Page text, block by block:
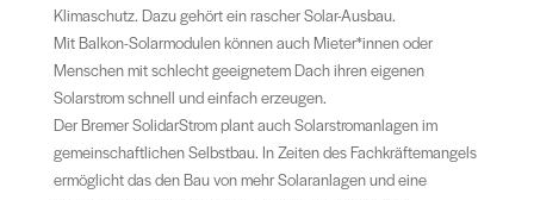
Klimaschutz. Dazu gehört ein rascher Solar-Ausbau.
Mit Balkon-Solarmodulen können auch Mieter*innen oder
Menschen mit schlecht geeignetem Dach ihren eigenen
Solarstrom schnell und einfach erzeugen.
Der Bremer SolidarStrom plant auch Solarstromanlagen im
gemeinschaftlichen Selbstbau. In Zeiten des Fachkräftemangels
ermöglicht das den Bau von mehr Solaranlagen und eine